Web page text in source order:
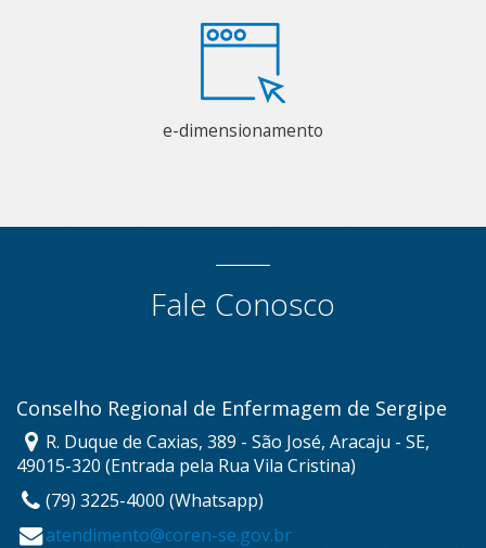
e-dimensionamento
Fale Conosco
Conselho Regional de Enfermagem de Sergipe
R. Duque de Caxias, 389 - São José, Aracaju - SE,
49015-320 (Entrada pela Rua Vila Cristina)
(79) 3225-4000 (Whatsapp)
atendimento@coren-se.gov.br